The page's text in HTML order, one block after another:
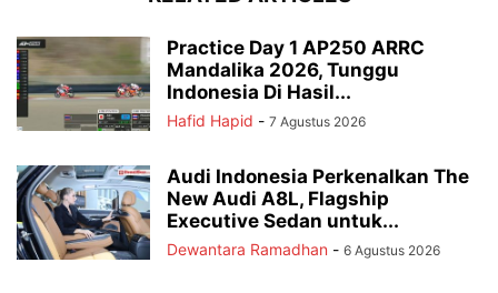
Practice Day 1 AP250 ARRC
Mandalika 2026, Tunggu
Indonesia Di Hasil...
Hafid Hapid - 7 Agustus 2026
Audi Indonesia Perkenalkan The
New Audi A8L, Flagship
Executive Sedan untuk...
Dewantara Ramadhan - 6 Agustus 2026